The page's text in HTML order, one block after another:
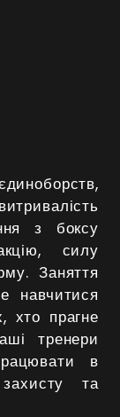
з боксу
силу
Заняття
навчитися
хто прагне
тренери
в
та